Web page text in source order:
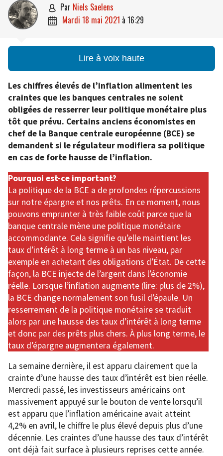
 par Niels Saelens
 mardi 18 mai 2021 à 16:29
Lire à voix haute
Les chiffres élevés de l’inflation alimentent les
craintes que les banques centrales ne soient
obligées de resserrer leur politique monétaire plus
tôt que prévu. Certains anciens économistes en
chef de la Banque centrale européenne (BCE) se
demandent si le régulateur modifiera sa politique
en cas de forte hausse de l’inflation.
Pourquoi est-ce important?
La politique de la BCE a de profondes répercussions
sur notre épargne et nos prêts. En ce moment, nous
pouvons emprunter à très faible coût parce que la
banque centrale mène une politique monétaire
accommodante. Cela signifie qu’elle maintient les
taux d’intérêt à long terme à un bas niveau, par
exemple en achetant des obligations d’État. De cette
façon, la BCE injecte de l’argent dans l’économie
réelle. Lorsque l’inflation augmente (lire: plus de 2%),
la BCE change normalement son fusil d’épaule. Un
resserrement de la politique monétaire se traduit
alors par une hausse des taux d’intérêt à long terme
et donc par des prêts plus chers. À plus long terme, le
taux d’épargne augmentera également.
La semaine dernière, il est apparu clairement que la
crainte d’une hausse des taux d’intérêt est bien réelle.
Mercredi passé, les investisseurs américains ont
massivement appuyé sur le bouton de vente lorsqu’il
est apparu que l’inflation américaine avait atteint
4,2% en avril, le chiffre le plus élevé depuis plus d’une
décennie. Les craintes d’une hausse des taux d’intérêt
ont déjà fait surface à plusieurs reprises cette année.